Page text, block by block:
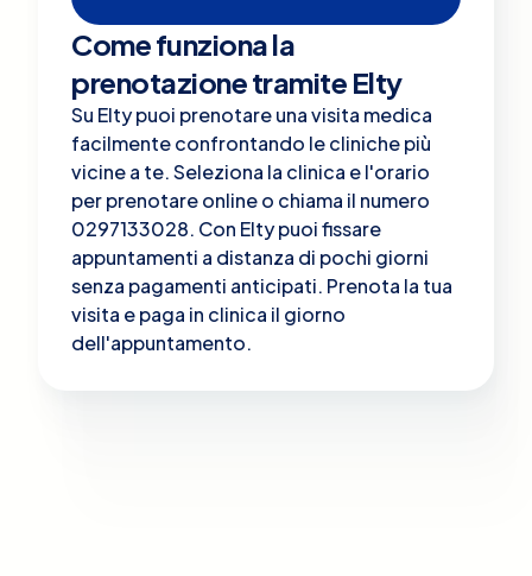
Come funziona la
prenotazione tramite Elty
Su Elty puoi prenotare una visita medica
facilmente confrontando le cliniche più
vicine a te. Seleziona la clinica e l'orario
per prenotare online o chiama il numero
0297133028. Con Elty puoi fissare
appuntamenti a distanza di pochi giorni
senza pagamenti anticipati. Prenota la tua
visita e paga in clinica il giorno
dell'appuntamento.